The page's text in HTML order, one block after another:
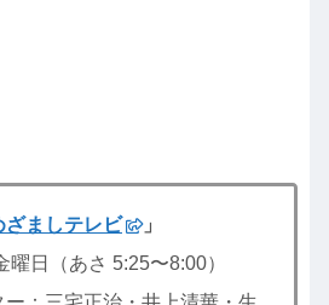
ざましテレビ
」
曜日（あさ 5:25〜8:00）